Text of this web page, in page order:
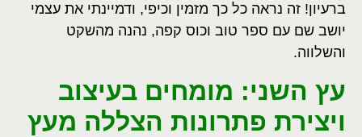
ברעיון! זה נראה כל כך מזמין וכיפי, ודמיינתי את עצמי
יושב שם עם ספר טוב וכוס קפה, נהנה מהשקט
והשלווה.
עץ השני: מומחים בעיצוב
ויצירת פתרונות הצללה מעץ